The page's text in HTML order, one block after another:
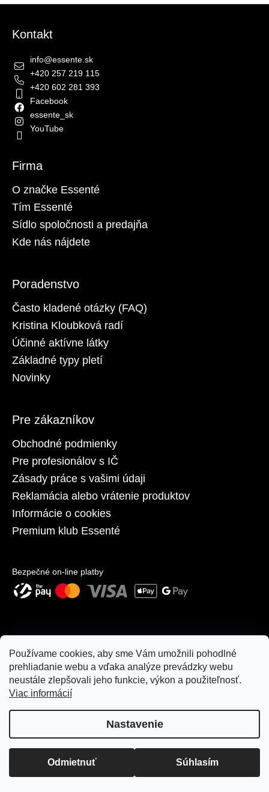
Používame cookies, aby sme Vám umožnili pohodlné
prehliadanie webu a vďaka analýze prevádzky webu
neustále zlepšovali jeho funkcie, výkon a použiteľnosť.
Viac informácií
Nastavenie
Odmietnuť Súhlasím
Kontakt
info@essente.sk
+420 257 219 115
+420 602 281 393
Facebook
essente_sk
YouTube
Firma
O značke Essenté
Tím Essenté
Sídlo spoločnosti a predajňa
Kde nás nájdete
Poradenstvo
Často kladené otázky (FAQ)
Kristina Kloubková radí
Účinné aktívne látky
Základné typy pletí
Novinky
Pre zákazníkov
Obchodné podmienky
Pre profesionálov s IČ
Zásady práce s vašimi údaji
Reklamácia alebo vrátenie produktov
Informácie o cookies
Premium klub Essenté
Bezpečné on-line platby
Copyright 2026moje.essente.sk. Všetky práva vyhradené.
Upraviť nastavenie cookies